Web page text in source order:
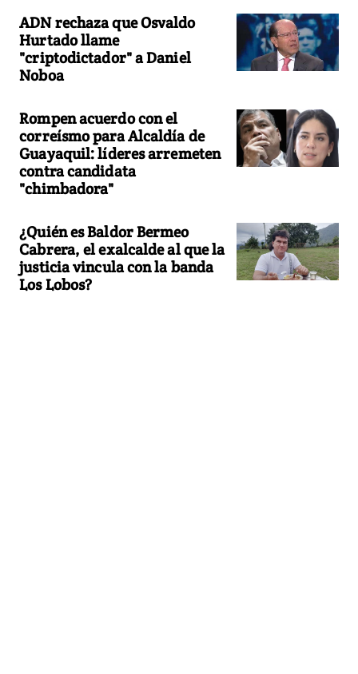
ADN rechaza que Osvaldo
Hurtado llame
"criptodictador" a Daniel
Noboa
Rompen acuerdo con el
correísmo para Alcaldía de
Guayaquil: líderes arremeten
contra candidata
"chimbadora"
¿Quién es Baldor Bermeo
Cabrera, el exalcalde al que la
justicia vincula con la banda
Los Lobos?